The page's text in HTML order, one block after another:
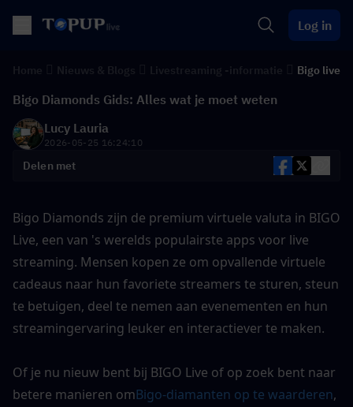
Log in
Bigo live
Bigo Diamonds Gids: Alles wat je moet weten
Lucy Lauria
2026-05-25 16:24:10
Delen met
Bigo Diamonds zijn de premium virtuele valuta in BIGO
Live, een van 's werelds populairste apps voor live
streaming. Mensen kopen ze om opvallende virtuele
cadeaus naar hun favoriete streamers te sturen, steun
te betuigen, deel te nemen aan evenementen en hun
streamingervaring leuker en interactiever te maken.
Of je nu nieuw bent bij BIGO Live of op zoek bent naar
betere manieren omBigo-diamanten op te waarderen,